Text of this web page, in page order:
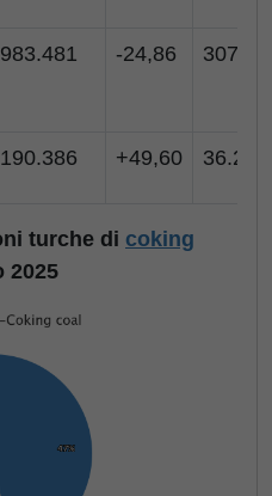
983.481 -24,86
190.386 +49,60 36.236
turche di coking
2025